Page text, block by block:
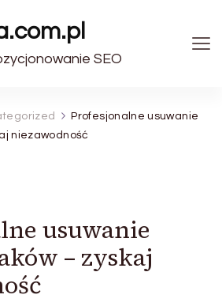
SEO
Profesjonalne usuwanie
niezawodność
usuwanie
– zyskaj